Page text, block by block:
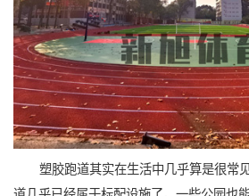
塑胶跑道其实在生活中几乎算是很常